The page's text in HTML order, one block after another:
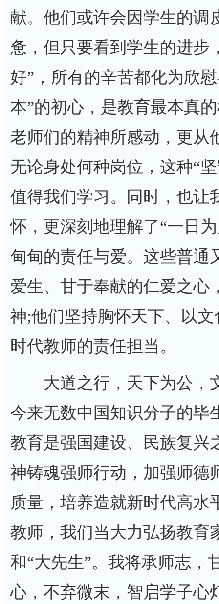
献。他们或许会因学生的调
惫，但只要看到学生的进步
好”，所有的辛苦都化为欣
本”的初心，是教育最本真
老师们的精神所感动，更从
无论身处何种岗位，这种“
值得我们学习。同时，也让
怀，更深刻地理解了“一日
甸甸的责任与爱。这些普通
爱生、甘于奉献的仁爱之心
神;他们坚持胸怀天下、以
时代教师的责任担当。
大道之行，天下为公，
今来无数中国知识分子的毕
教育是强国建设、民族复兴
神铸魂强师行动，加强师德
质量，培养造就新时代高水
教师，我们当大力弘扬教育
和“大先生”。我将承师志，
心，不弃微末，智启学子心